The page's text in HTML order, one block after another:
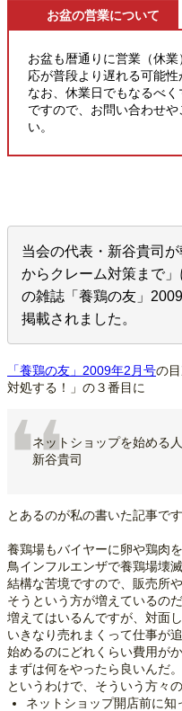
お盆の営業について
お盆も暦通りに営業（休
応が普段より遅れる可能性
なお、休業日でもなるべ
ですので、お問い合わせ
い。
当会の代表・新谷貴司
からクレーム対策まで
の雑誌「養鶏の友」
掲載されました。
「養鶏の友」2009年2月号の
対処する！」の３番目に
ネットショップを始める
新谷貴司
とあるのが私の書いた記事です
養鶏場もバイヤーに卵や鶏肉
鳥インフルエンザで養鶏場壊滅
結構な苦境ですので、販売所
そうという方が増えているのだ
増えてはいるんですが、対面
いきなり売れまくって仕事が
始めるのにどれくらい費用がか
まずは何をやったら良いんだ。
というわけで、そういう方々
ネットショップ開店前に知